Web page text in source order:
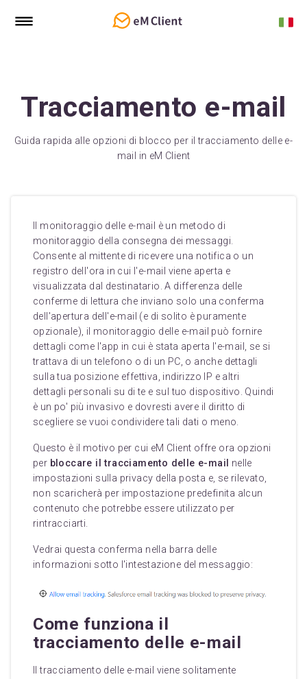
Tracciamento e-mail
Guida rapida alle opzioni di blocco per il tracciamento delle e-
mail in eM Client
Il monitoraggio delle e-mail è un metodo di
monitoraggio della consegna dei messaggi.
Consente al mittente di ricevere una notifica o un
registro dell'ora in cui l'e-mail viene aperta e
visualizzata dal destinatario. A differenza delle
conferme di lettura che inviano solo una conferma
dell'apertura dell'e-mail (e di solito è puramente
opzionale), il monitoraggio delle e-mail può fornire
dettagli come l'app in cui è stata aperta l'e-mail, se si
trattava di un telefono o di un PC, o anche dettagli
sulla tua posizione effettiva, indirizzo IP e altri
dettagli personali su di te e sul tuo dispositivo. Quindi
è un po' più invasivo e dovresti avere il diritto di
scegliere se vuoi condividere tali dati o meno.
Questo è il motivo per cui eM Client offre ora opzioni
per bloccare il tracciamento delle e-mail
nelle
impostazioni sulla privacy della posta e, se rilevato,
non scaricherà per impostazione predefinita alcun
contenuto che potrebbe essere utilizzato per
rintracciarti.
Vedrai questa conferma nella barra delle
informazioni sotto l'intestazione del messaggio:
Come funziona il
tracciamento delle e-mail
Il tracciamento delle e-mail viene solitamente